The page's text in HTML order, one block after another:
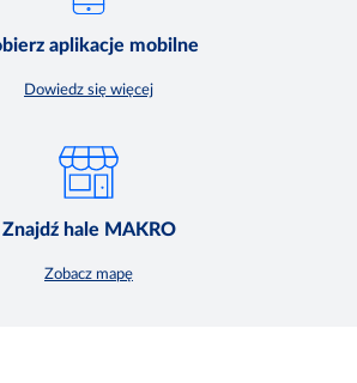
aplikacje mobilne
Dowiedz się więcej
Znajdź hale MAKRO
Zobacz mapę